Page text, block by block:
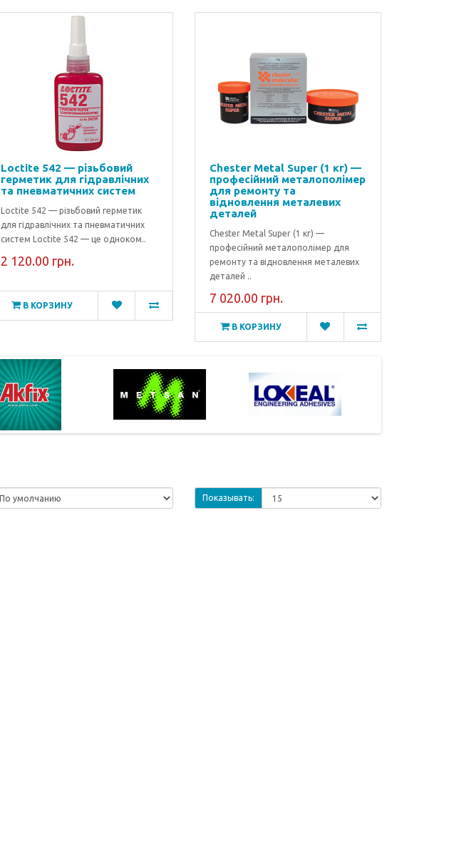
Loctite 542 — різьбовий
герметик для гідравлічних
та пневматичних систем
Loctite 542 — різьбовий герметик
для гідравлічних та пневматичних
систем Loctite 542 — це одноком..
2 120.00 грн.
В КОРЗИНУ
Chester Metal Super (1 кг) —
професійний металополімер
для ремонту та
відновлення металевих
деталей
Chester Metal Super (1 кг) —
професійний металополімер для
ремонту та відновлення металевих
деталей ..
7 020.00 грн.
В КОРЗИНУ
Показывать: